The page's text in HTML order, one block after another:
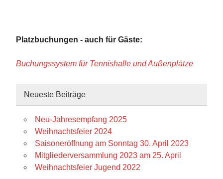
Platzbuchungen - auch für Gäste:
Buchungssystem für Tennishalle und Außenplätze
Neueste Beiträge
Neu-Jahresempfang 2025
Weihnachtsfeier 2024
Saisoneröffnung am Sonntag 30. April 2023
Mitgliederversammlung 2023 am 25. April
Weihnachtsfeier Jugend 2022